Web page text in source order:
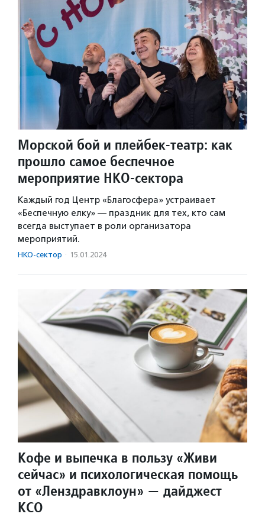
Морской бой и плейбек-театр: как
прошло самое беспечное
мероприятие НКО-сектора
Каждый год Центр «Благосфера» устраивает
«Беспечную елку» — праздник для тех, кто сам
всегда выступает в роли организатора
мероприятий.
НКО-сектор · 15.01.2024
Кофе и выпечка в пользу «Живи
сейчас» и психологическая помощь
от «Ленздравклоун» — дайджест
КСО